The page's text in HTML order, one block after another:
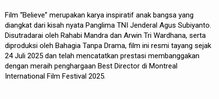
Film “Believe” merupakan karya inspiratif anak bangsa yang
diangkat dari kisah nyata Panglima TNI Jenderal Agus Subiyanto.
Disutradarai oleh Rahabi Mandra dan Arwin Tri Wardhana, serta
diproduksi oleh Bahagia Tanpa Drama, film ini resmi tayang sejak
24 Juli 2025 dan telah mencatatkan prestasi membanggakan
dengan meraih penghargaan Best Director di Montreal
International Film Festival 2025.